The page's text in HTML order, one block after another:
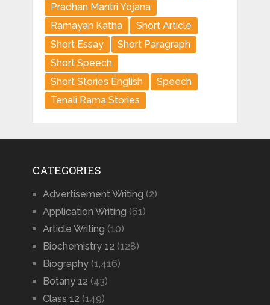
Pradhan Mantri Yojana
Ramayan Katha
Short Article
Short Essay
Short Paragraph
Short Speech
Short Stories English
Speech
Tenali Rama Stories
CATEGORIES
Advertisement Writing (2)
Application Writing (61)
Article Writing (10)
Biochemistry 12 (128)
Biography(1,416)
Botany 12 (43)
Class 12 (149)